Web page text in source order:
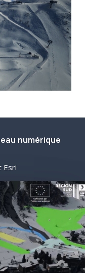
numérique
Esri